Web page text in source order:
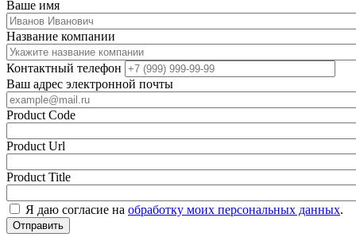
Ваше имя
Название компании
Контактный телефон
Ваш адрес электронной почты
Product Code
Product Url
Product Title
Я даю согласие на обработку моих персональных данных.
Отправить